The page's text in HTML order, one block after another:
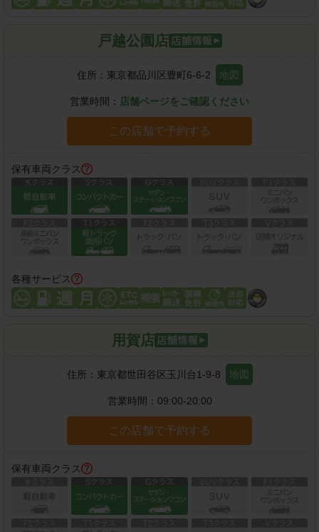
戸越公園店
住所： 東京都品川区豊町6-6-2 地図
営業時間： 店舗ページをご確認ください
この店舗で予約する
保有車両クラス
各種サービス
用賀店
住所： 東京都世田谷区玉川台1-9-8 地図
営業時間： 09:00-20:00
この店舗で予約する
保有車両クラス